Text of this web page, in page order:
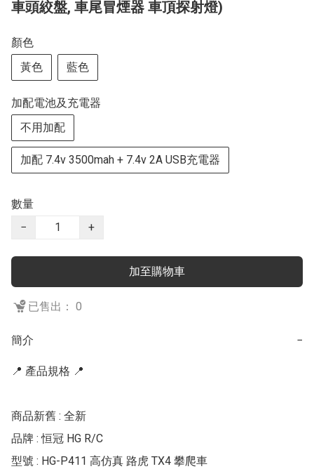
車頭絞盤, 車尾冒煙器 車頂探射燈)
顏色
黃色
藍色
加配電池及充電器
不用加配
加配 7.4v 3500mah + 7.4v 2A USB充電器
數量
−
+
加至購物車
已售出： 0
簡介 −
📍 產品規格 📍
商品新舊 : 全新
品牌 : 恒冠 HG R/C
型號 : HG-P411 高仿真 路虎 TX4 攀爬車